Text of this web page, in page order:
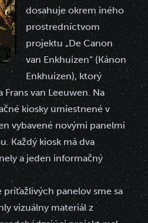
dosahuje okrem iného
prostredníctvom
projektu „De Canon
van Enkhuizen“ (Kánon
Enkhuizen), ktorý
Frans van Leeuwen. Na
kiosky umiestnené v
vybavené novými panelmi
Každý kiosk má dva
a jeden informačný
panelov sme sa
vizuálny materiál z